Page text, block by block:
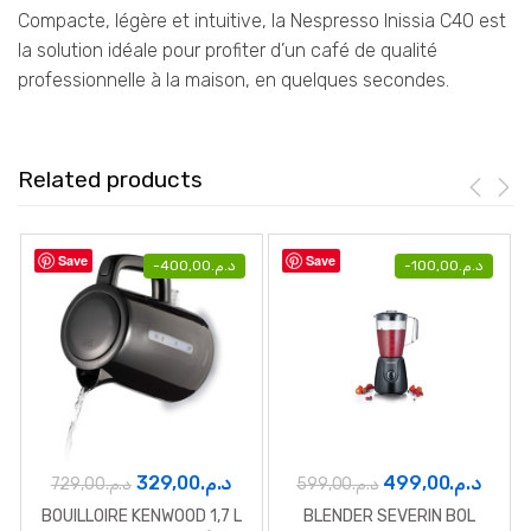
Compacte, légère et intuitive, la Nespresso Inissia C40 est
la solution idéale pour profiter d’un café de qualité
professionnelle à la maison, en quelques secondes.
Related products
Save - د.م.400,00
د.م.729,00
Le
prix
د.م.329,00
prix
BOUILLOIRE KENWOOD 1,7 L
Save - د.م.100,00
د.م.599,00
Le
prix
د.م.499,00
Le
BLENDER SEVERIN BOL